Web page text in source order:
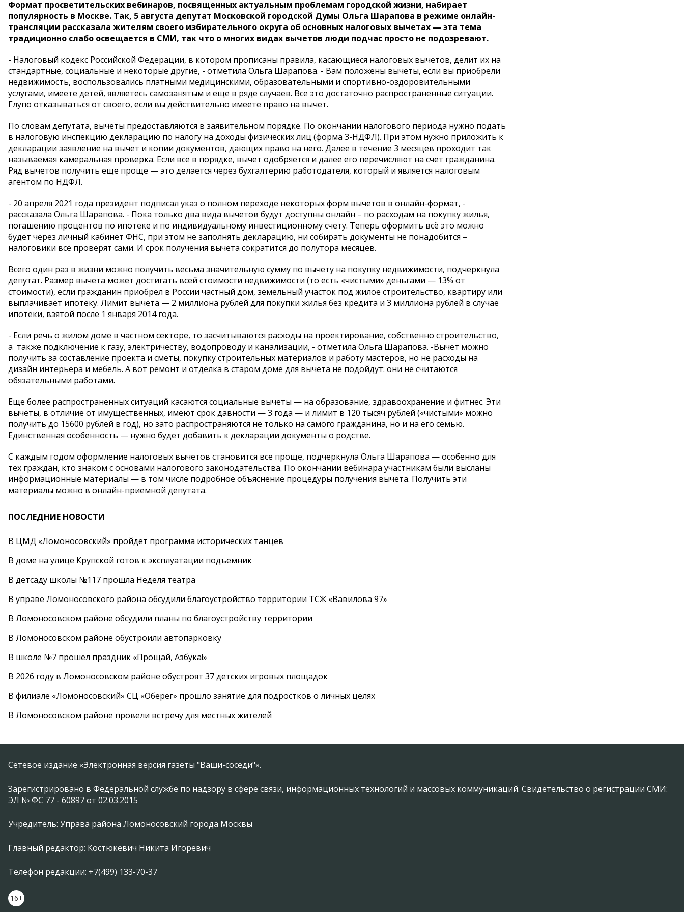
Формат просветительских вебинаров, посвященных актуальным проблемам городской жизни, набирает
популярность в Москве. Так, 5 августа депутат Московской городской Думы Ольга Шарапова в режиме онлайн-
трансляции рассказала жителям своего избирательного округа об основных налоговых вычетах — эта тема
традиционно слабо освещается в СМИ, так что о многих видах вычетов люди подчас просто не подозревают.
- Налоговый кодекс Российской Федерации, в котором прописаны правила, касающиеся налоговых вычетов, делит их на
стандартные, социальные и некоторые другие, - отметила Ольга Шарапова. - Вам положены вычеты, если вы приобрели
недвижимость, воспользовались платными медицинскими, образовательными и спортивно-оздоровительными
услугами, имеете детей, являетесь самозанятым и еще в ряде случаев. Все это достаточно распространенные ситуации.
Глупо отказываться от своего, если вы действительно имеете право на вычет.
По словам депутата, вычеты предоставляются в заявительном порядке. По окончании налогового периода нужно подать
в налоговую инспекцию декларацию по налогу на доходы физических лиц (форма 3-НДФЛ). При этом нужно приложить к
декларации заявление на вычет и копии документов, дающих право на него. Далее в течение 3 месяцев проходит так
называемая камеральная проверка. Если все в порядке, вычет одобряется и далее его перечисляют на счет гражданина.
Ряд вычетов получить еще проще — это делается через бухгалтерию работодателя, который и является налоговым
агентом по НДФЛ.
- 20 апреля 2021 года президент подписал указ о полном переходе некоторых форм вычетов в онлайн-формат, -
рассказала Ольга Шарапова. - Пока только два вида вычетов будут доступны онлайн – по расходам на покупку жилья,
погашению процентов по ипотеке и по индивидуальному инвестиционному счету. Теперь оформить всё это можно
будет через личный кабинет ФНС, при этом не заполнять декларацию, ни собирать документы не понадобится –
налоговики всё проверят сами. И срок получения вычета сократится до полутора месяцев.
Всего один раз в жизни можно получить весьма значительную сумму по вычету на покупку недвижимости, подчеркнула
депутат. Размер вычета может достигать всей стоимости недвижимости (то есть «чистыми» деньгами — 13% от
стоимости), если гражданин приобрел в России частный дом, земельный участок под жилое строительство, квартиру или
выплачивает ипотеку. Лимит вычета — 2 миллиона рублей для покупки жилья без кредита и 3 миллиона рублей в случае
ипотеки, взятой после 1 января 2014 года.
- Если речь о жилом доме в частном секторе, то засчитываются расходы на проектирование, собственно строительство,
а также подключение к газу, электричеству, водопроводу и канализации, - отметила Ольга Шарапова. -Вычет можно
получить за составление проекта и сметы, покупку строительных материалов и работу мастеров, но не расходы на
дизайн интерьера и мебель. А вот ремонт и отделка в старом доме для вычета не подойдут: они не считаются
обязательными работами.
Еще более распространенных ситуаций касаются социальные вычеты — на образование, здравоохранение и фитнес. Эти
вычеты, в отличие от имущественных, имеют срок давности — 3 года — и лимит в 120 тысяч рублей («чистыми» можно
получить до 15600 рублей в год), но зато распространяются не только на самого гражданина, но и на его семью.
Единственная особенность — нужно будет добавить к декларации документы о родстве.
С каждым годом оформление налоговых вычетов становится все проще, подчеркнула Ольга Шарапова — особенно для
тех граждан, кто знаком с основами налогового законодательства. По окончании вебинара участникам были высланы
информационные материалы — в том числе подробное объяснение процедуры получения вычета. Получить эти
материалы можно в онлайн-приемной депутата.
ПОСЛЕДНИЕ НОВОСТИ
В ЦМД «Ломоносовский» пройдет программа исторических танцев
В доме на улице Крупской готов к эксплуатации подъемник
В детсаду школы №117 прошла Неделя театра
В управе Ломоносовского района обсудили благоустройство территории ТСЖ «Вавилова 97»
В Ломоносовском районе обсудили планы по благоустройству территории
В Ломоносовском районе обустроили автопарковку
В школе №7 прошел праздник «Прощай, Азбука!»
В 2026 году в Ломоносовском районе обустроят 37 детских игровых площадок
В филиале «Ломоносовский» СЦ «Оберег» прошло занятие для подростков о личных целях
В Ломоносовском районе провели встречу для местных жителей
Сетевое издание «Электронная версия газеты "Ваши-соседи"».
Зарегистрировано в Федеральной службе по надзору в сфере связи, информационных технологий и массовых коммуникаций. Свидетельство о регистрации СМИ:
ЭЛ № ФС 77 - 60897 от 02.03.2015
Учредитель: Управа района Ломоносовский города Москвы
Главный редактор: Костюкевич Никита Игоревич
Телефон редакции: +7(499) 133-70-37
16+